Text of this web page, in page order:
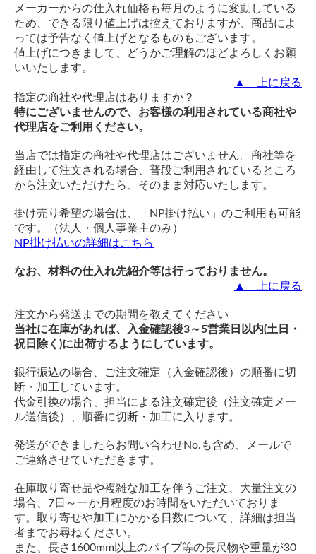
メーカーからの仕入れ価格も毎月のように変動している
ため、できる限り値上げは控えておりますが、商品によ
っては予告なく値上げとなるものもございます。
値上げにつきまして、どうかご理解のほどよろしくお願
いいたします。
▲ 上に戻る
指定の商社や代理店はありますか？
特にございませんので、お客様の利用されている商社や
代理店をご利用ください。
当店では指定の商社や代理店はございません。商社等を
経由して注文される場合、普段ご利用されているところ
から注文いただけたら、そのまま対応いたします。
掛け売り希望の場合は、「NP掛け払い」のご利用も可能
です。（法人・個人事業主のみ）
NP掛け払いの詳細はこちら
なお、材料の仕入れ先紹介等は行っておりません。
▲ 上に戻る
注文から発送までの期間を教えてください
当社に在庫があれば、入金確認後3～5営業日以内(土日・
祝日除く)に出荷するようにしています。
銀行振込の場合、ご注文確定（入金確認後）の順番に切
断・加工しています。
代金引換の場合、担当による注文確定後（注文確定メー
ル送信後）、順番に切断・加工に入ります。
発送ができましたらお問い合わせNo.も含め、メールで
ご連絡させていただきます。
在庫取り寄せ品や複雑な加工を伴うご注文、大量注文の
場合、7日～一か月程度のお時間をいただいておりま
す。取り寄せや加工にかかる日数について、詳細は担当
者までお尋ねください。
また、長さ1600mm以上のパイプ等の長尺物や重量が30